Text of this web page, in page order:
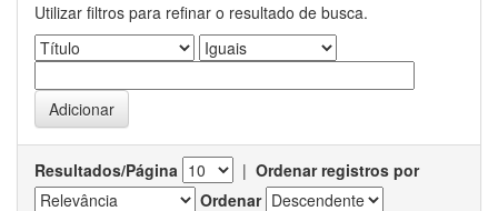
Utilizar filtros para refinar o resultado de busca.
Resultados/Página | Ordenar registros por
Ordenar